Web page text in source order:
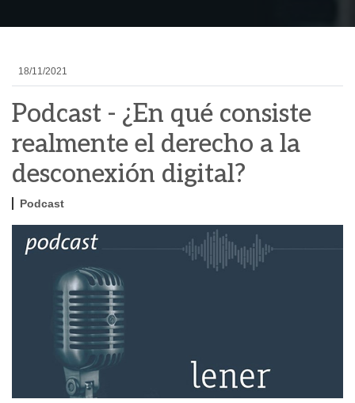
18/11/2021
Podcast - ¿En qué consiste
realmente el derecho a la
desconexión digital?
Podcast